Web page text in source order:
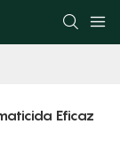
Eficaz